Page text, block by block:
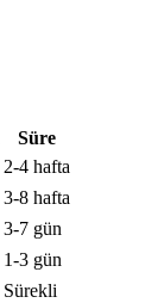
Süre
2-4 hafta
3-8 hafta
3-7 gün
1-3 gün
Sürekli